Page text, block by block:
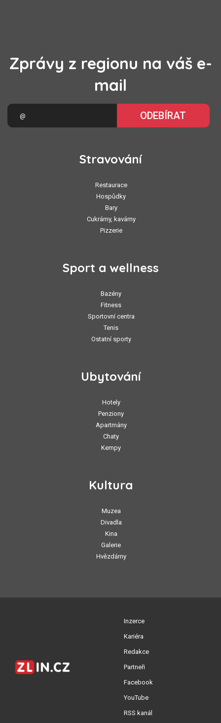
Zprávy z regionu na váš e-
mail
ODEBÍRAT
Stravování
Restaurace
Hospůdky
Bary
Cukrárny, kavárny
Pizzerie
Sport a wellness
Bazény
Fitness
Sportovní centra
Tenis
Ostatní sporty
Ubytování
Hotely
Penziony
Apartmány
Chaty
Kempy
Kultura
Muzea
Divadla
Kina
Galerie
Hvězdárny
Inzerce
Kariéra
Redakce
Partneři
Facebook
YouTube
RSS kanál